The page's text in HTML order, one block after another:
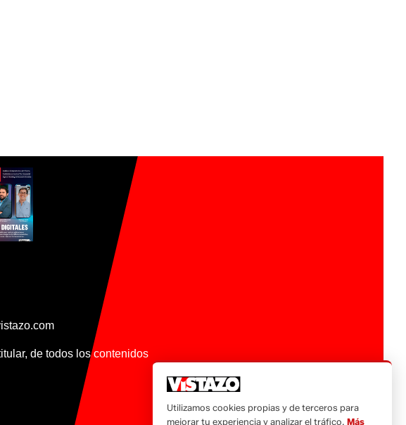
de todos los contenidos
Utilizamos cookies propias y de terceros para
mejorar tu experiencia y analizar el tráfico. Más